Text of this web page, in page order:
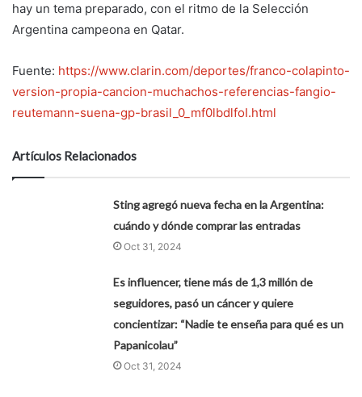
hay un tema preparado, con el ritmo de la Selección
Argentina campeona en Qatar.
Fuente: https://www.clarin.com/deportes/franco-colapinto-
version-propia-cancion-muchachos-referencias-fangio-
reutemann-suena-gp-brasil_0_mf0lbdlfoI.html
Artículos Relacionados
Sting agregó nueva fecha en la Argentina:
cuándo y dónde comprar las entradas
Oct 31, 2024
Es influencer, tiene más de 1,3 millón de
seguidores, pasó un cáncer y quiere
concientizar: “Nadie te enseña para qué es un
Papanicolau”
Oct 31, 2024